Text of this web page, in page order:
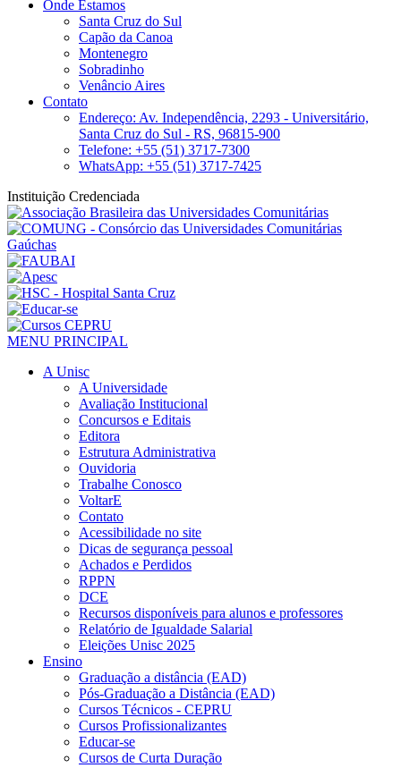
Onde Estamos
Santa Cruz do Sul
Capão da Canoa
Montenegro
Sobradinho
Venâncio Aires
Contato
Endereço: Av. Independência, 2293 - Universitário,
Santa Cruz do Sul - RS, 96815-900
Telefone: +55 (51) 3717-7300
WhatsApp: +55 (51) 3717-7425
Instituição Credenciada
MENU PRINCIPAL
A Unisc
A Universidade
Avaliação Institucional
Concursos e Editais
Editora
Estrutura Administrativa
Ouvidoria
Trabalhe Conosco
VoltarE
Contato
Acessibilidade no site
Dicas de segurança pessoal
Achados e Perdidos
RPPN
DCE
Recursos disponíveis para alunos e professores
Relatório de Igualdade Salarial
Eleições Unisc 2025
Ensino
Graduação a distância (EAD)
Pós-Graduação a Distância (EAD)
Cursos Técnicos - CEPRU
Cursos Profissionalizantes
Educar-se
Cursos de Curta Duração